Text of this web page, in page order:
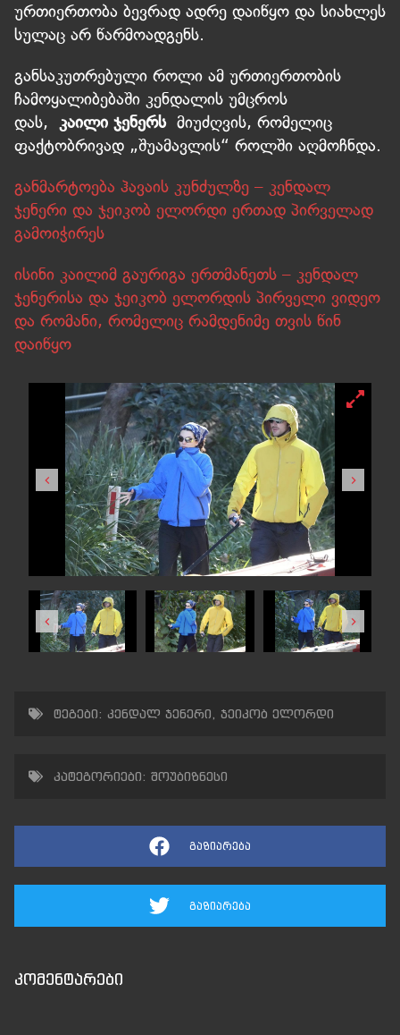
ურთიერთობა ბევრად ადრე დაიწყო და სიახლეს
სულაც არ წარმოადგენს.
განსაკუთრებული როლი ამ ურთიერთობის
ჩამოყალიბებაში კენდალის უმცროს
დას, კაილი ჯენერსმიუძღვის, რომელიც
ფაქტობრივად „შუამავლის“ როლში აღმოჩნდა.
განმარტოება ჰავაის კუნძულზე – კენდალ
ჯენერი და ჯეიკობ ელორდი ერთად პირველად
გამოიჭირეს
ისინი კაილიმ გაურიგა ერთმანეთს – კენდალ
ჯენერისა და ჯეიკობ ელორდის პირველი ვიდეო
და რომანი, რომელიც რამდენიმე თვის წინ
დაიწყო
ტეგები: კენდალ ჯენერი ჯეიკობ ელორდი
კატეგორიები: შოუბიზნესი
გაზიარება
გაზიარება
კომენტარები